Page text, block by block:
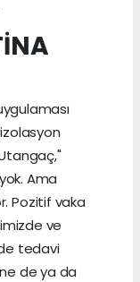
Ama
Pozitif vaka
ve
tedavi
de ya da